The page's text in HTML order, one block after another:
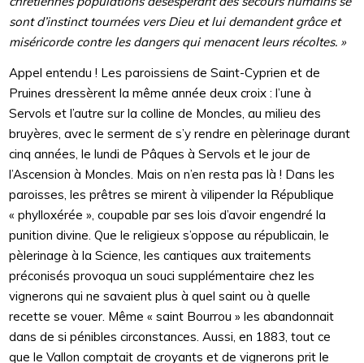
sont d’instinct tournées vers Dieu et lui demandent grâce et
miséricorde contre les dangers qui menacent leurs récoltes. »
Appel entendu ! Les paroissiens de Saint-Cyprien et de
Pruines dressèrent la même année deux croix : l’une à
Servols et l’autre sur la colline de Moncles, au milieu des
bruyères, avec le serment de s’y rendre en pèlerinage durant
cinq années, le lundi de Pâques à Servols et le jour de
l’Ascension à Moncles. Mais on n’en resta pas là ! Dans les
paroisses, les prêtres se mirent à vilipender la République
« phylloxérée », coupable par ses lois d’avoir engendré la
punition divine. Que le religieux s’oppose au républicain, le
pèlerinage à la Science, les cantiques aux traitements
préconisés provoqua un souci supplémentaire chez les
vignerons qui ne savaient plus à quel saint ou à quelle
recette se vouer. Même « saint Bourrou » les abandonnait
dans de si pénibles circonstances. Aussi, en 1883, tout ce
que le Vallon comptait de croyants et de vignerons prit le